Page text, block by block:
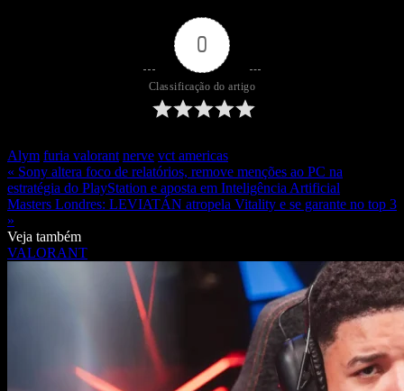
0
Classificação do artigo
Alym furia valorant nerve vct americas
« Sony altera foco de relatórios, remove menções ao PC na
estratégia do PlayStation e aposta em Inteligência Artificial
Masters Londres: LEVIATÁN atropela Vitality e se garante no top 3
»
Veja também
VALORANT